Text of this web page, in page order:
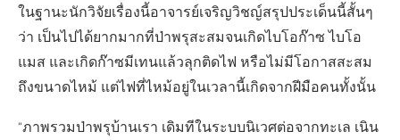
ในฐานะนักวิจัยเรื่องนี้อาจารย์เจริญวิชญ์สรุปประเด็นนี้สั้นๆ
ว่า เป็นไปได้ยากมากที่ป่าพรุสะสมจนเกิดไบโอก๊าซ ไบโอ
แมส และเกิดก๊าซมีเทนแล้วลุกติดไฟ หรือไม่มีโอกาสสะสม
ถึงขนาดไหม้ แต่ไฟที่ไหม้อยู่ในเวลานี้เกิดจากฝีมือคนทั้งนั้น
“ภาพรวมป่าพรุบ้านเรา เดิมทีในระบบนิเวศต่อจากทะเล เนิน